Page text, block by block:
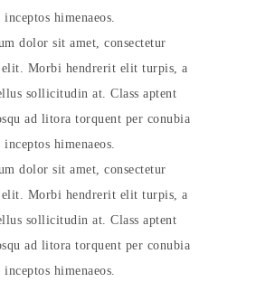
himenaeos.
dolor sit amet, consectetur
elit. Morbi hendrerit elit turpis, a
sollicitudin at. Class aptent
ad litora torquent per conubia
himenaeos.
dolor sit amet, consectetur
elit. Morbi hendrerit elit turpis, a
sollicitudin at. Class aptent
ad litora torquent per conubia
himenaeos.